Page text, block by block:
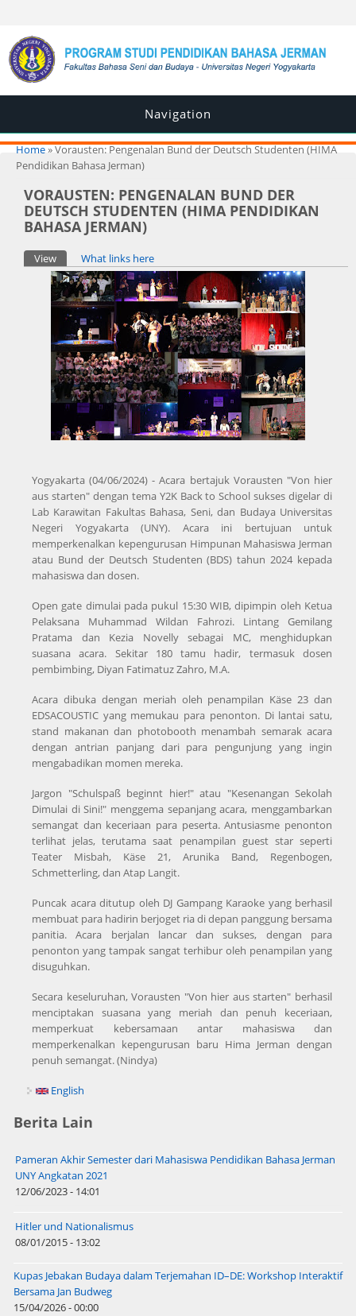
Navigation
You are here
Home» Vorausten: Pengenalan Bund der Deutsch Studenten (HIMA
Pendidikan Bahasa Jerman)
VORAUSTEN: PENGENALAN BUND DER
DEUTSCH STUDENTEN (HIMA PENDIDIKAN
BAHASA JERMAN)
Primary tabs
View (active tab)
What links here
Yogyakarta (04/06/2024) - Acara bertajuk Vorausten "Von hier
aus starten" dengan tema Y2K Back to School sukses digelar di
Lab Karawitan Fakultas Bahasa, Seni, dan Budaya Universitas
Negeri Yogyakarta (UNY). Acara ini bertujuan untuk
memperkenalkan kepengurusan Himpunan Mahasiswa Jerman
atau Bund der Deutsch Studenten (BDS) tahun 2024 kepada
mahasiswa dan dosen.
Open gate dimulai pada pukul 15:30 WIB, dipimpin oleh Ketua
Pelaksana Muhammad Wildan Fahrozi. Lintang Gemilang
Pratama dan Kezia Novelly sebagai MC, menghidupkan
suasana acara. Sekitar 180 tamu hadir, termasuk dosen
pembimbing, Diyan Fatimatuz Zahro, M.A.
Acara dibuka dengan meriah oleh penampilan Käse 23 dan
EDSACOUSTIC yang memukau para penonton. Di lantai satu,
stand makanan dan photobooth menambah semarak acara
dengan antrian panjang dari para pengunjung yang ingin
mengabadikan momen mereka.
Jargon "Schulspaß beginnt hier!" atau "Kesenangan Sekolah
Dimulai di Sini!" menggema sepanjang acara, menggambarkan
semangat dan keceriaan para peserta. Antusiasme penonton
terlihat jelas, terutama saat penampilan guest star seperti
Teater Misbah, Käse 21, Arunika Band, Regenbogen,
Schmetterling, dan Atap Langit.
Puncak acara ditutup oleh DJ Gampang Karaoke yang berhasil
membuat para hadirin berjoget ria di depan panggung bersama
panitia. Acara berjalan lancar dan sukses, dengan para
penonton yang tampak sangat terhibur oleh penampilan yang
disuguhkan.
Secara keseluruhan, Vorausten "Von hier aus starten" berhasil
menciptakan suasana yang meriah dan penuh keceriaan,
memperkuat kebersamaan antar mahasiswa dan
memperkenalkan kepengurusan baru Hima Jerman dengan
penuh semangat. (Nindya)
English
Berita Lain
Pameran Akhir Semester dari Mahasiswa Pendidikan Bahasa Jerman
UNY Angkatan 2021
12/06/2023 - 14:01
Hitler und Nationalismus
08/01/2015 - 13:02
Kupas Jebakan Budaya dalam Terjemahan ID–DE: Workshop Interaktif
Bersama Jan Budweg
15/04/2026 - 00:00